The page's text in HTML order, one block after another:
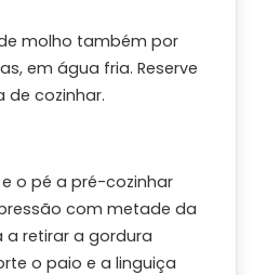
molho também por
em água fria. Reserve
de cozinhar.
o pé a pré-cozinhar
com metade da
a retirar a gordura
o paio e a linguiça